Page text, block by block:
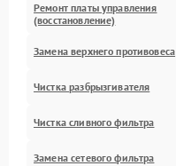
Ремонт платы управления
(восстановление)
Замена верхнего противовеса
Чистка разбрызгивателя
Чистка сливного фильтра
Замена сетевого фильтра